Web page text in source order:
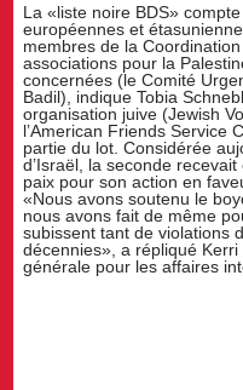
La «liste noire BDS»
européennes et
membres de la
associations pour la
concernées (le Comité
Badil), indique Tobia
organisation juive (Jewish
l’American Friends Service
partie du lot. Considérée
d’Israël, la seconde
paix pour son action en
«Nous avons soutenu le
nous avons fait de même
subissent tant de violations
décennies», a répliqué
générale pour les affaires